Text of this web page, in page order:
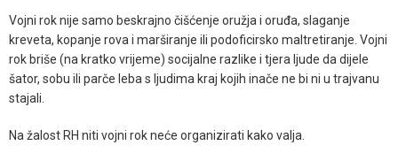
Vojni rok nije samo beskrajno čišćenje oružja i oruđa, slaganje
kreveta, kopanje rova i marširanje ili podoficirsko maltretiranje. Vojni
rok briše (na kratko vrijeme) socijalne razlike i tjera ljude da dijele
šator, sobu ili parče leba s ljudima kraj kojih inače ne bi ni u trajvanu
stajali.
Na žalost RH niti vojni rok neće organizirati kako valja.